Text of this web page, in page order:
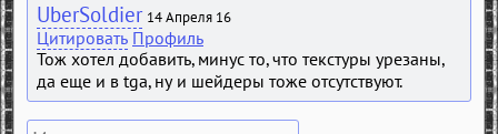
UberSoldier 14 Апреля 16
Цитировать Профиль
Тож хотел добавить, минус то, что текстуры урезаны,
да еще и в tga, ну и шейдеры тоже отсутствуют.